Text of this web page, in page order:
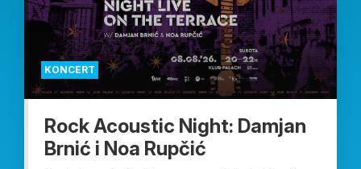
KONCERT
Rock Acoustic Night: Damjan
Brnić i Noa Rupčić